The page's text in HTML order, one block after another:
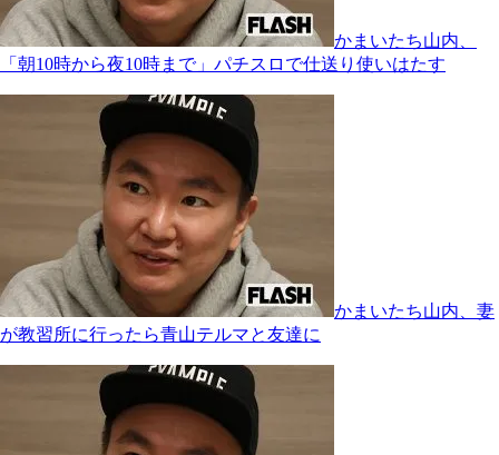
かまいたち山内、
「朝10時から夜10時まで」パチスロで仕送り使いはたす
かまいたち山内、妻
が教習所に行ったら青山テルマと友達に